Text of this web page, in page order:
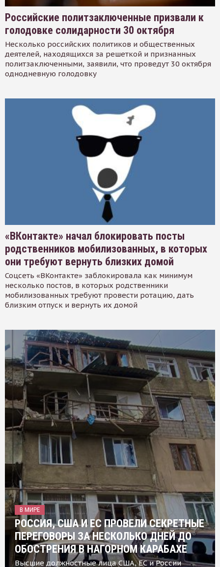
Российские политзаключенные призвали к
голодовке солидарности 30 октября
Несколько российских политиков и общественных
деятелей, находящихся за решеткой и признанных
политзаключенными, заявили, что проведут 30 октября
однодневную голодовку
«ВКонтакте» начал блокировать посты
родственников мобилизованных, в которых
они требуют вернуть близких домой
Соцсеть «ВКонтакте» заблокировала как минимум
несколько постов, в которых родственники
мобилизованных требуют провести ротацию, дать
близким отпуск и вернуть их домой
В МИРЕ
РОССИЯ, США И ЕС ПРОВЕЛИ СЕКРЕТНЫЕ
ПЕРЕГОВОРЫ ЗА НЕСКОЛЬКО ДНЕЙ ДО
ОБОСТРЕНИЯ В НАГОРНОМ КАРАБАХЕ
Высшие должностные лица США, ЕС и России